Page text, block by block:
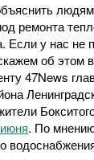
ремонта
Если у нас не
об этом
47News
. По